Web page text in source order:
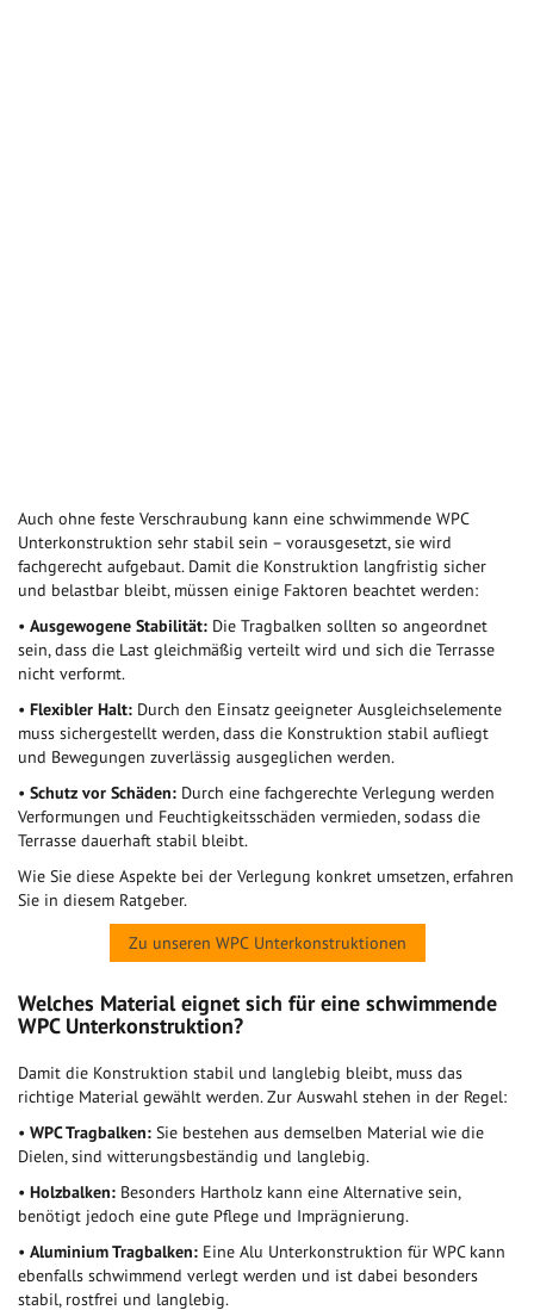
Auch ohne feste Verschraubung kann eine schwimmende WPC
Unterkonstruktion sehr stabil sein – vorausgesetzt, sie wird
fachgerecht aufgebaut. Damit die Konstruktion langfristig sicher
und belastbar bleibt, müssen einige Faktoren beachtet werden:
• Ausgewogene Stabilität: Die Tragbalken sollten so angeordnet
sein, dass die Last gleichmäßig verteilt wird und sich die Terrasse
nicht verformt.
• Flexibler Halt: Durch den Einsatz geeigneter Ausgleichselemente
muss sichergestellt werden, dass die Konstruktion stabil aufliegt
und Bewegungen zuverlässig ausgeglichen werden.
• Schutz vor Schäden: Durch eine fachgerechte Verlegung werden
Verformungen und Feuchtigkeitsschäden vermieden, sodass die
Terrasse dauerhaft stabil bleibt.
Wie Sie diese Aspekte bei der Verlegung konkret umsetzen, erfahren
Sie in diesem Ratgeber.
Zu unseren WPC Unterkonstruktionen
Welches Material eignet sich für eine schwimmende
WPC Unterkonstruktion?
Damit die Konstruktion stabil und langlebig bleibt, muss das
richtige Material gewählt werden. Zur Auswahl stehen in der Regel:
• WPC Tragbalken: Sie bestehen aus demselben Material wie die
Dielen, sind witterungsbeständig und langlebig.
• Holzbalken: Besonders Hartholz kann eine Alternative sein,
benötigt jedoch eine gute Pflege und Imprägnierung.
• Aluminium Tragbalken: Eine Alu Unterkonstruktion für WPC kann
ebenfalls schwimmend verlegt werden und ist dabei besonders
stabil, rostfrei und langlebig.